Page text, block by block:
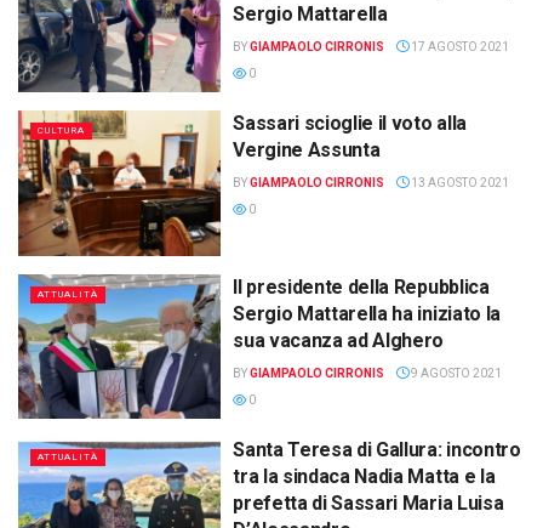
Sergio Mattarella
BYGIAMPAOLO CIRRONIS
17 AGOSTO 2021
0
CULTURA
Sassari scioglie il voto alla
Vergine Assunta
BYGIAMPAOLO CIRRONIS
13 AGOSTO 2021
0
ATTUALITÀ
Il presidente della Repubblica
Sergio Mattarella ha iniziato la
sua vacanza ad Alghero
BYGIAMPAOLO CIRRONIS
9 AGOSTO 2021
0
ATTUALITÀ
Santa Teresa di Gallura: incontro
tra la sindaca Nadia Matta e la
prefetta di Sassari Maria Luisa